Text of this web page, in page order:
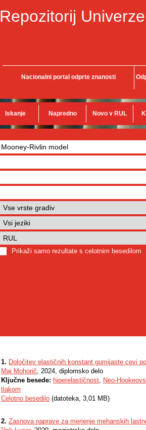
Repozitorij
Nacionalni portal odprte znanosti
Iskanje Napredno Novo v RUL
Prikaži samo rezultate s celotnim besedilom
1. Določitev elastičnih konstant gumijaste cevi
Maj Mohorič, 2024, diplomsko delo
Ključne besede: hiperelastičnost, Neo-
tlakom
Celotno besedilo (datoteka, 3,01 MB)
2. Zasnova naprave za merjenje mehanskih